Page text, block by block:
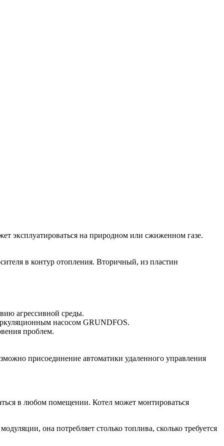
эксплуатироваться на природном или сжиженном газе.
в контур отопления. Вторичный, из пластин
агрессивной среды.
насосом GRUNDFOS.
проблем.
присоединение автоматики удаленного управления
в любом помещении. Котел может монтироваться
она потребляет столько топлива, сколько требуется